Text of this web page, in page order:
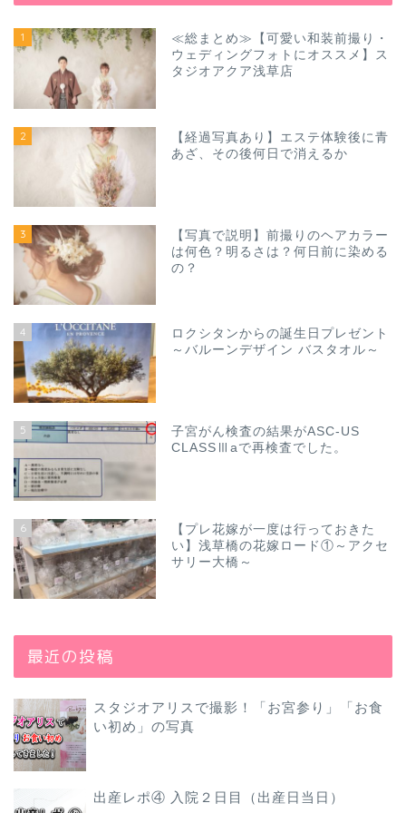
1
≪総まとめ≫【可愛い和装前撮り・
ウェディングフォトにオススメ】ス
タジオアクア浅草店
2
【経過写真あり】エステ体験後に青
あざ、その後何日で消えるか
3
【写真で説明】前撮りのヘアカラー
は何色？明るさは？何日前に染める
の？
4
ロクシタンからの誕生日プレゼント
～バルーンデザイン バスタオル～
5
子宮がん検査の結果がASC-US
CLASSⅢaで再検査でした。
6
【プレ花嫁が一度は行っておきた
い】浅草橋の花嫁ロード①～アクセ
サリー大橋～
最近の投稿
スタジオアリスで撮影！「お宮参り」「お食
い初め」の写真
出産レポ④ 入院２日目（出産日当日）